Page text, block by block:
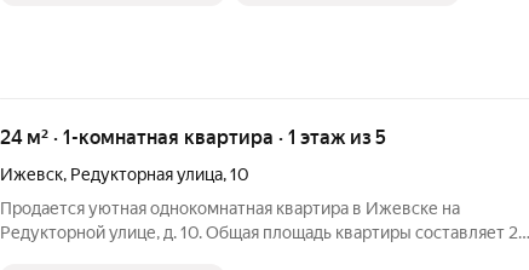
24 м² · 1-комнатная квартира · 1 этаж из 5
Ижевск, Редукторная улица,10
Продается уютная однокомнатная квартира в Ижевске на
Редукторной улице, д. 10. Общая площадь квартиры составляет 24